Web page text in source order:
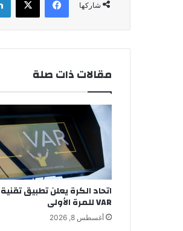
شاركها
مقالات ذات صلة
اتحاد الكرة يعلن تطبيق تقنية
VAR للمرة الأولى
أغسطس 8, 2026